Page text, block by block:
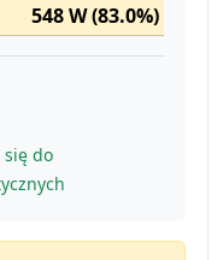
548 W (83.0%)
się do